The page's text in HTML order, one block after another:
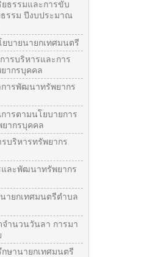
ธรรมและการขับ
ธรรม ปีงบประมาณ
ยบายนายกเทศมนตรี
ารบริหารและการ
ากรบุคคล
การพัฒนาทรัพยากร
ารตามนโยบายการ
ากรบุคคล
บริหารทรัพยากร
และพัฒนาทรัพยากร
ายกเทศมนตรีตำบล
จำนวนวันลา การมา
ษานายกเทศมนตรี